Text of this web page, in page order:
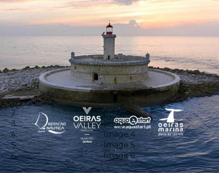
Image 1
Image 2
Image 3
Image 4
Image 5
Image 6